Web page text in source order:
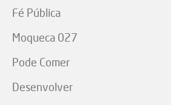
Fé Pública
Moqueca 027
Pode Comer
Desenvolver